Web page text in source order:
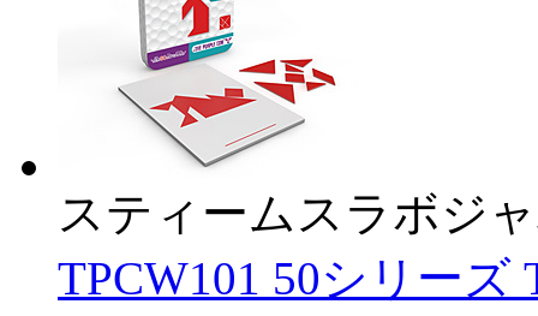
スティームスラボジ
TPCW101 50シリーズ